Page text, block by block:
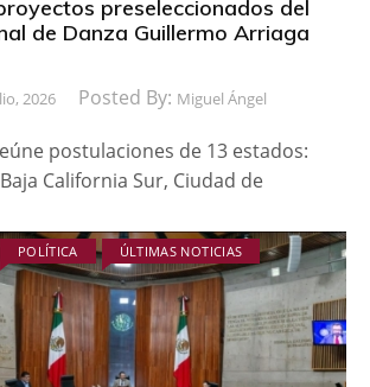
preseleccionados del
de Danza Guillermo Arriaga
2026 Posted By: Miguel Ángel
postulaciones de 13 estados:
California Sur, Ciudad de
POLÍTICA ÚLTIMAS NOTICIAS